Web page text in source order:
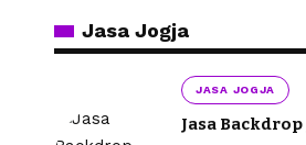
Jasa Jogja
JASA JOGJA
Jasa